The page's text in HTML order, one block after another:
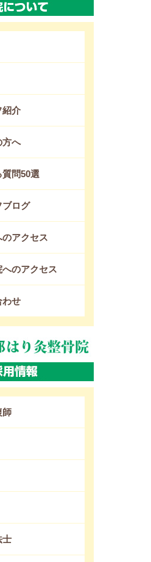
紹介
方へ
質問50選
ブログ
のアクセス
のアクセス
わせ
師
士